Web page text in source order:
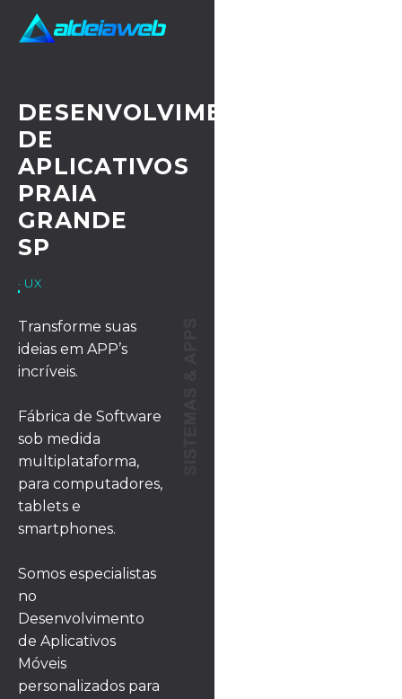
DESENVOLVIMENTO
DE
APLICATIVOS
PRAIA
GRANDE
SP
· UX/UI DESIGN
Transforme suas
ideias em APP’s
incríveis.
Fábrica de Software
sob medida
multiplataforma,
para computadores,
tablets e
smartphones.
Somos especialistas
no
Desenvolvimento
de Aplicativos
Móveis
personalizados para